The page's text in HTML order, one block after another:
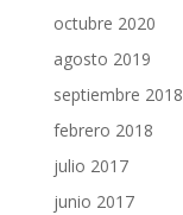
octubre 2020
agosto 2019
septiembre 2018
febrero 2018
julio 2017
junio 2017